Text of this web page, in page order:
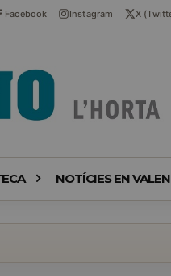
Facebook Instagram X
NOTÍCIES EN